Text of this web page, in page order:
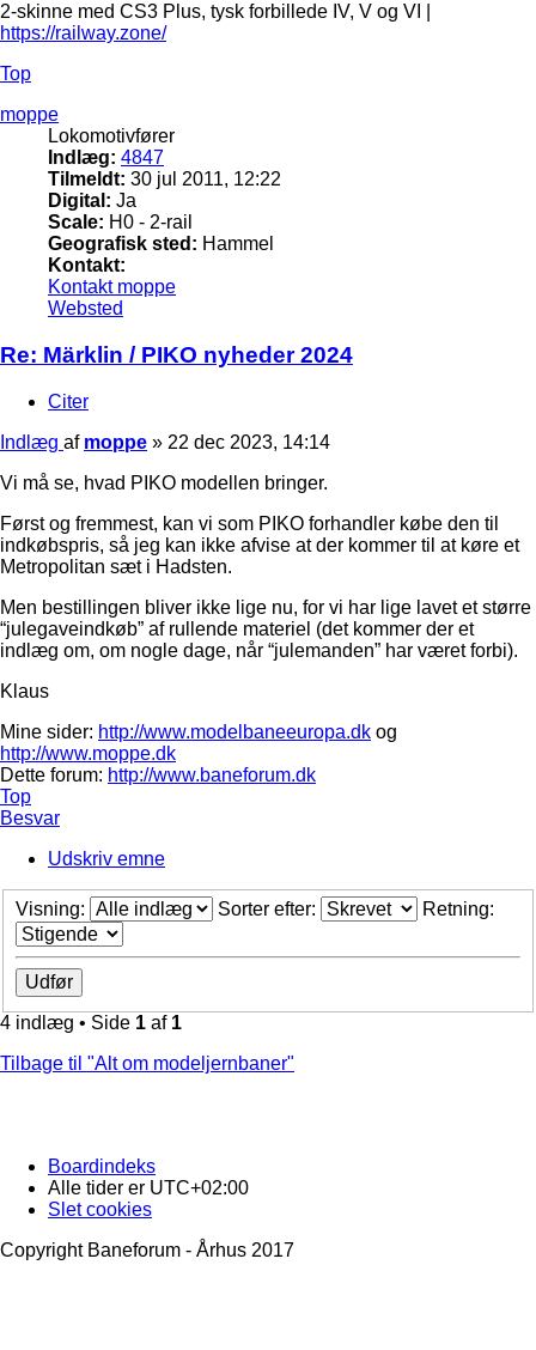
2-skinne med CS3 Plus, tysk forbillede IV, V og VI |
https://railway.zone/
Top
moppe
Lokomotivfører
Indlæg: 4847
Tilmeldt: 30 jul 2011, 12:22
Digital: Ja
Scale: H0 - 2-rail
Geografisk sted: Hammel
Kontakt:
Kontakt moppe
Websted
Re: Märklin / PIKO nyheder 2024
Citer
Indlæg af moppe » 22 dec 2023, 14:14
Vi må se, hvad PIKO modellen bringer.
Først og fremmest, kan vi som PIKO forhandler købe den til
indkøbspris, så jeg kan ikke afvise at der kommer til at køre et
Metropolitan sæt i Hadsten.
Men bestillingen bliver ikke lige nu, for vi har lige lavet et større
“julegaveindkøb” af rullende materiel (det kommer der et
indlæg om, om nogle dage, når “julemanden” har været forbi).
Klaus
Mine sider: http://www.modelbaneeuropa.dk og
http://www.moppe.dk
Dette forum: http://www.baneforum.dk
Top
Besvar
Udskriv emne
Visning: Sorter efter: Retning:
4 indlæg • Side 1 af 1
Tilbage til "Alt om modeljernbaner"
Boardindeks
Alle tider er UTC+02:00
Slet cookies
Copyright Baneforum - Århus 2017